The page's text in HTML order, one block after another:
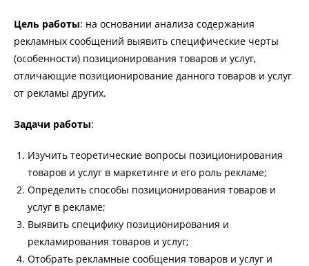
Цель работы: на основании анализа содержания
рекламных сообщений выявить специфические черты
(особенности) позиционирования товаров и услуг,
отличающие позиционирование данного товаров и услуг
от рекламы других.
Задачи работы:
Изучить теоретические вопросы позиционирования
товаров и услуг в маркетинге и его роль рекламе;
Определить способы позиционирования товаров и
услуг в рекламе;
Выявить специфику позиционирования и
рекламирования товаров и услуг;
Отобрать рекламные сообщения товаров и услуг и